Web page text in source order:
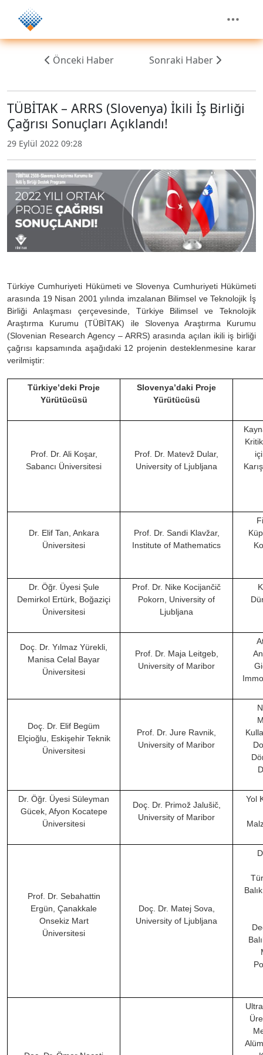
Önceki Haber Sonraki Haber
TÜBİTAK – ARRS (Slovenya) İkili İş Birliği
Çağrısı Sonuçları Açıklandı!
29 Eylül 2022 09:28
Türkiye Cumhuriyeti Hükümeti ve Slovenya Cumhuriyeti Hükümeti
arasında 19 Nisan 2001 yılında imzalanan Bilimsel ve Teknolojik İş
Birliği Anlaşması çerçevesinde, Türkiye Bilimsel ve Teknolojik
Araştırma Kurumu (TÜBİTAK) ile Slovenya Araştırma Kurumu
(Slovenian Research Agency – ARRS) arasında açılan ikili iş birliği
çağrısı kapsamında aşağıdaki 12 projenin desteklenmesine karar
verilmiştir:
Türkiye’deki Proje
Yürütücüsü
Slovenya’daki Proje
Yürütücüsü
Prof. Dr. Ali Koşar,
Sabancı Üniversitesi
Prof. Dr. Matevž Dular,
University of Ljubljana
Dr. Elif Tan, Ankara
Üniversitesi
Prof. Dr. Sandi Klavžar,
Institute of Mathematics
Dr. Öğr. Üyesi Şule
Demirkol Ertürk, Boğaziçi
Üniversitesi
Prof. Dr. Nike Kocijančič
Pokorn, University of
Ljubljana
Doç. Dr. Yılmaz Yürekli,
Manisa Celal Bayar
Üniversitesi
Prof. Dr. Maja Leitgeb,
University of Maribor
Doç. Dr. Elif Begüm
Elçioğlu, Eskişehir Teknik
Üniversitesi
Prof. Dr. Jure Ravnik,
University of Maribor
Dr. Öğr. Üyesi Süleyman
Gücek, Afyon Kocatepe
Üniversitesi
Doç. Dr. Primož Jalušič,
University of Maribor
Yol
Prof. Dr. Sebahattin
Ergün, Çanakkale
Onsekiz Mart
Üniversitesi
Doç. Dr. Matej Sova,
University of Ljubljana